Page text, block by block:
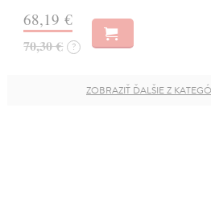
68,19 €
70,30 € ?
ZOBRAZIŤ ĎALŠIE Z